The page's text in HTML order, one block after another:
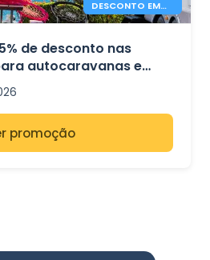
DESCONTO EM
FERRIES PARA
GRIMALDI LINES
de desconto nas
autocaravanas e
promoção